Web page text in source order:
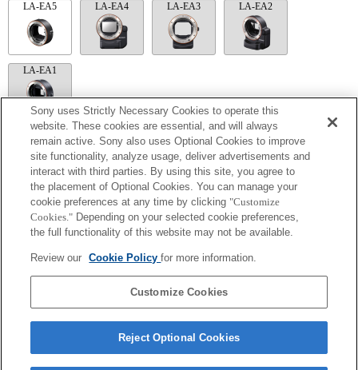
LA-EA5 LA-EA4 LA-EA3 LA-EA2
LA-EA1
Disponible con un adaptador de monturas
El sonido de control del diafragma se graba con el micrófono interno.
Outside the A (Aperture priority), S (Shutter priority), and M (Manual) modes, the
shutter speed and the aperture can not be adjusted during the movie recording.
Si acoplas la [lente del tipo A-mount] usando un Adaptador Mount, la función de
ayuda MF no funciona automáticamente cuando giras el anillo del foco. Puedes
función [MF Assist/Ayuda MF] a cualquier tecla en las "opciones personalizadas".
El obturador táctil no funciona.
La función SteadyShot no responde cuando SteadyShot está ajustado a [Estándar].
Sony uses Strictly Necessary Cookies to operate this
website. These cookies are essential, and will always
remain active. Sony also uses Optional Cookies to improve
site functionality, analyze usage, deliver advertisements and
interact with third parties. By using this site, you agree to
the placement of Optional Cookies. You can manage your
cookie preferences at any time by clicking "Customize
Cookies." Depending on your selected cookie preferences,
the full functionality of this website may not be available.
Review our Cookie Policyfor more information.
Customize Cookies
Reject Optional Cookies